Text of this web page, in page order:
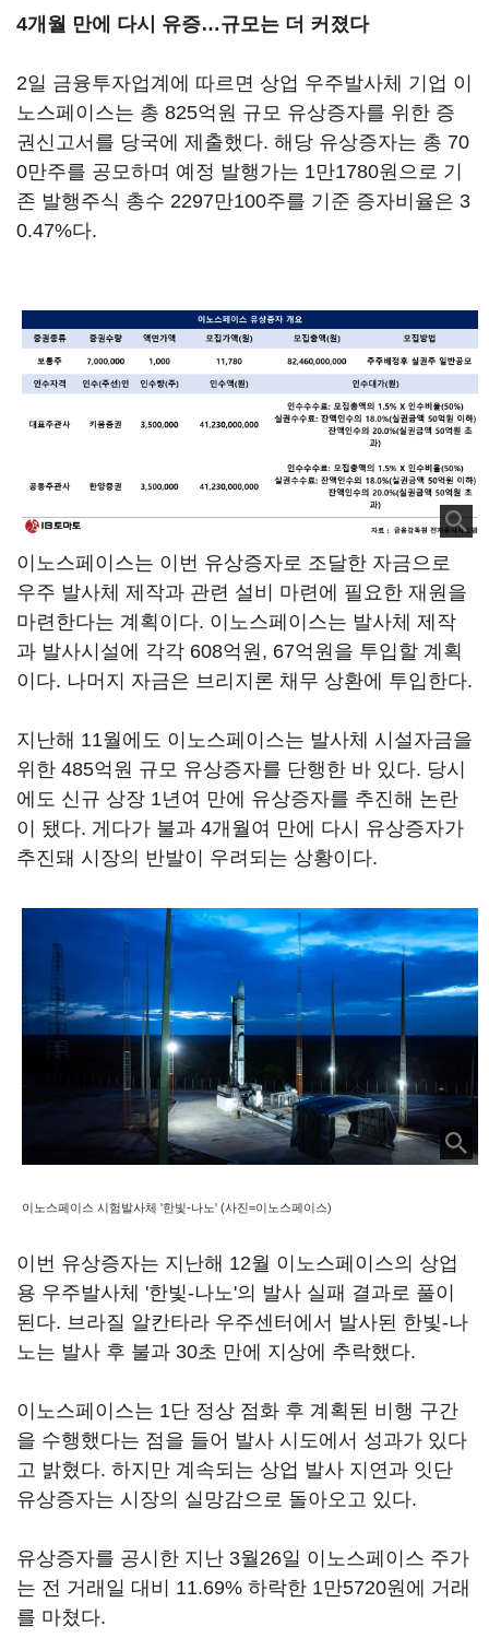
4개월 만에 다시 유증…규모는 더 커졌다
2일 금융투자업계에 따르면 상업 우주발사체 기업 이
노스페이스는 총 825억원 규모 유상증자를 위한 증
권신고서를 당국에 제출했다. 해당 유상증자는 총 70
0만주를 공모하며 예정 발행가는 1만1780원으로 기
존 발행주식 총수 2297만100주를 기준 증자비율은 3
0.47%다.
이노스페이스는 이번 유상증자로 조달한 자금으로
우주 발사체 제작과 관련 설비 마련에 필요한 재원을
마련한다는 계획이다. 이노스페이스는 발사체 제작
과 발사시설에 각각 608억원, 67억원을 투입할 계획
이다. 나머지 자금은 브리지론 채무 상환에 투입한다.
지난해 11월에도 이노스페이스는 발사체 시설자금을
위한 485억원 규모 유상증자를 단행한 바 있다. 당시
에도 신규 상장 1년여 만에 유상증자를 추진해 논란
이 됐다. 게다가 불과 4개월여 만에 다시 유상증자가
추진돼 시장의 반발이 우려되는 상황이다.
이노스페이스 시험발사체 '한빛-나노' (사진=이노스페이스)
이번 유상증자는 지난해 12월 이노스페이스의 상업
용 우주발사체 '한빛-나노'의 발사 실패 결과로 풀이
된다. 브라질 알칸타라 우주센터에서 발사된 한빛-나
노는 발사 후 불과 30초 만에 지상에 추락했다.
이노스페이스는 1단 정상 점화 후 계획된 비행 구간
을 수행했다는 점을 들어 발사 시도에서 성과가 있다
고 밝혔다. 하지만 계속되는 상업 발사 지연과 잇단
유상증자는 시장의 실망감으로 돌아오고 있다.
유상증자를 공시한 지난 3월26일 이노스페이스 주가
는 전 거래일 대비 11.69% 하락한 1만5720원에 거래
를 마쳤다.